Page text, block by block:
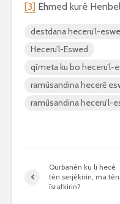
[3] Ehmed kurê
destdana heceru’l-
Heceru’l-Eswed
qîmeta ku bo heceru’l-
ramûsandina hecerê
ramûsandina heceru’l-
Qurbanên ku li hecê
tên serjêkirin, ma tên
îsrafkirin?